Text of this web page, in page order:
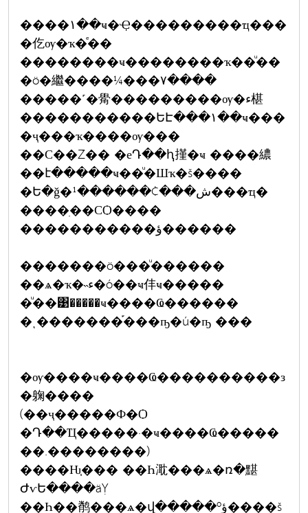
����١��ҹ�Ҿ���������ҵ���
�仡ѹ�ҡ�ͤ��
��������ҹ��������ҡ��ͧ��
�ö�繼����¼���٧����
�����˹�觷���������ѹ�ء椹
�����������ԵԷ���١��ҹ���
�ҷ���ҡ����ѹ���
��С��Ź�� �еԴ��ԧ㨷�ҹ ����繷
��է�����ҹ��ͧ�Шҡ�š����
�Ե�ǧ�ش���¢������¹���ҵ�
����ִ��СѺ����
�����������ؤ������
�������ö���ͧ������
��ѧ�ҡ�˵ء�ó��ҹ仹ҹ�����
�ͧ��͹�����ҹ����Ҩ������
�ͺ�������֡���ҧ�ú�ҧ ���
�ѹ����ҹ����Ҩ����������з
�躹����
(��ҷ�����Ф�Ѻ
�Դ��Ҵ�����·�ҹ����Ҩ�����
��.��������)
����Ƕ֧��� ��Һ㴷���ѧ�ռ�黮
ԺѵԵ����äỴ
��Һ��鹡���ѧ�վ�����ºؤ����š